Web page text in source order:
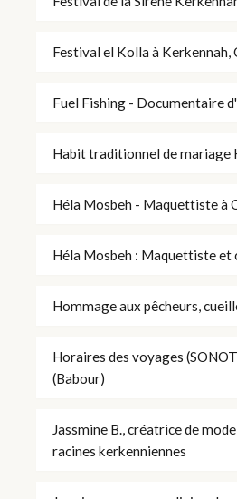
Festival el Kolla à Kerkennah,
Fuel Fishing - Documentaire
Habit traditionnel de mariage
Héla Mosbeh - Maquettiste à
Héla Mosbeh : Maquettiste et
Hommage aux pêcheurs,
Horaires des voyages
(Babour)
Jassmine B., créatrice de
racines kerkenniennes